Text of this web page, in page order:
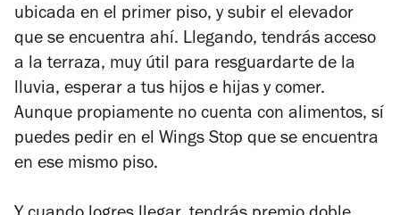
ubicada en el primer piso, y subir el elevador
que se encuentra ahí. Llegando, tendrás acceso
a la terraza, muy útil para resguardarte de la
lluvia, esperar a tus hijos e hijas y comer.
Aunque propiamente no cuenta con alimentos, sí
puedes pedir en el Wings Stop que se encuentra
en ese mismo piso.